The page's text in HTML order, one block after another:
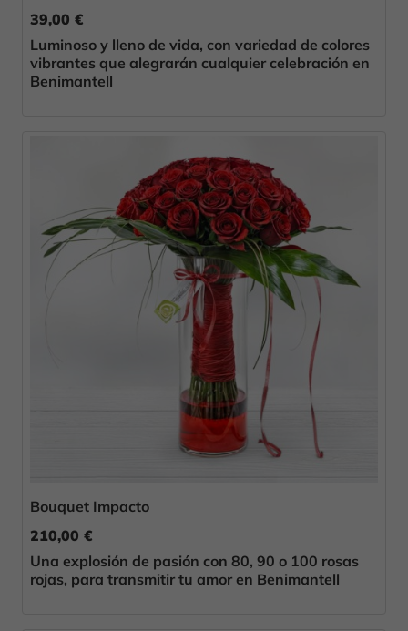
39,00 €
Luminoso y lleno de vida, con variedad de colores
vibrantes que alegrarán cualquier celebración en
Benimantell
Bouquet Impacto
210,00 €
Una explosión de pasión con 80, 90 o 100 rosas
rojas, para transmitir tu amor en Benimantell